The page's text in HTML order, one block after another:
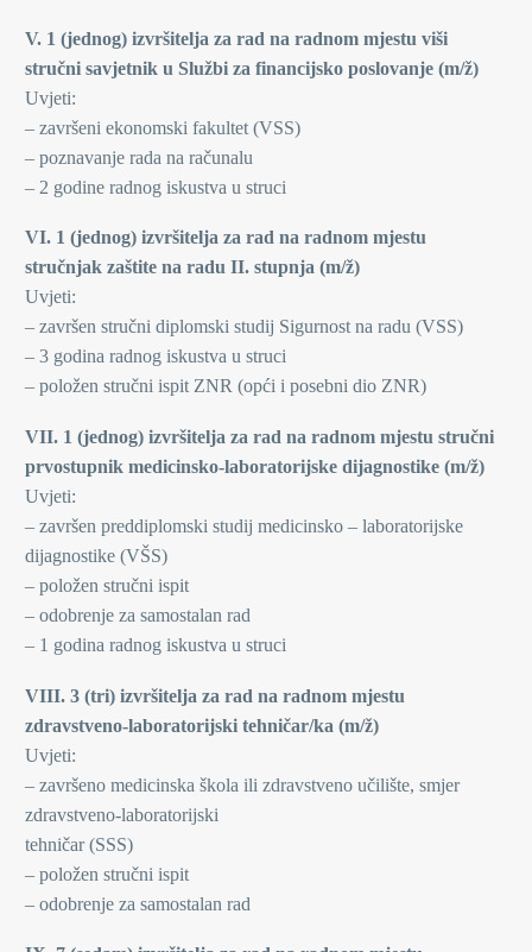
V. 1 (jednog) izvršitelja za rad na radnom mjestu viši
stručni savjetnik u Službi za financijsko poslovanje (m/ž)
Uvjeti:
– završeni ekonomski fakultet (VSS)
– poznavanje rada na računalu
– 2 godine radnog iskustva u struci
VI. 1 (jednog) izvršitelja za rad na radnom mjestu
stručnjak zaštite na radu II. stupnja (m/ž)
Uvjeti:
– završen stručni diplomski studij Sigurnost na radu (VSS)
– 3 godina radnog iskustva u struci
– položen stručni ispit ZNR (opći i posebni dio ZNR)
VII. 1 (jednog) izvršitelja za rad na radnom mjestu stručni
prvostupnik medicinsko-laboratorijske dijagnostike (m/ž)
Uvjeti:
– završen preddiplomski studij medicinsko – laboratorijske
dijagnostike (VŠS)
– položen stručni ispit
– odobrenje za samostalan rad
– 1 godina radnog iskustva u struci
VIII. 3 (tri) izvršitelja za rad na radnom mjestu
zdravstveno-laboratorijski tehničar/ka (m/ž)
Uvjeti:
– završeno medicinska škola ili zdravstveno učilište, smjer
zdravstveno-laboratorijski
tehničar (SSS)
– položen stručni ispit
– odobrenje za samostalan rad